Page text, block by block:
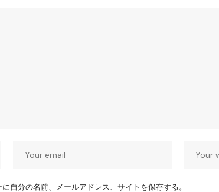
自分の名前、メールアドレス、サイトを保存する。